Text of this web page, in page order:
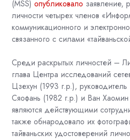
(MSS) опубликовало заявление,
личности четырех членов
коммуникационного и
связанного с силами
Среди раскрытых личностей –
глава Центра исследований
Цзехун (1993 г.р.),
Сяофань (1982 г.р.) и Ван
являются действующими
также обнародовало их
тайваньских удостоверений